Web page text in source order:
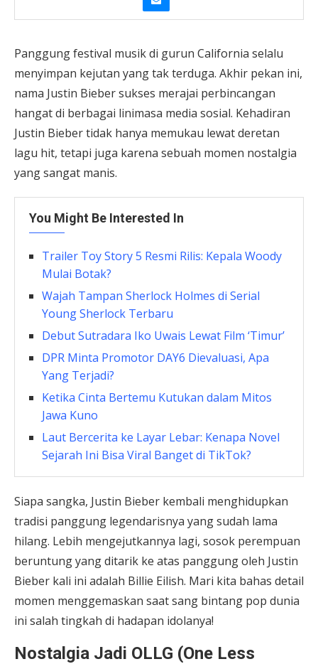
Panggung festival musik di gurun California selalu
menyimpan kejutan yang tak terduga. Akhir pekan ini,
nama Justin Bieber sukses merajai perbincangan
hangat di berbagai linimasa media sosial. Kehadiran
Justin Bieber tidak hanya memukau lewat deretan
lagu hit, tetapi juga karena sebuah momen nostalgia
yang sangat manis.
You Might Be Interested In
Trailer Toy Story 5 Resmi Rilis: Kepala Woody
Mulai Botak?
Wajah Tampan Sherlock Holmes di Serial
Young Sherlock Terbaru
Debut Sutradara Iko Uwais Lewat Film ‘Timur’
DPR Minta Promotor DAY6 Dievaluasi, Apa
Yang Terjadi?
Ketika Cinta Bertemu Kutukan dalam Mitos
Jawa Kuno
Laut Bercerita ke Layar Lebar: Kenapa Novel
Sejarah Ini Bisa Viral Banget di TikTok?
Siapa sangka, Justin Bieber kembali menghidupkan
tradisi panggung legendarisnya yang sudah lama
hilang. Lebih mengejutkannya lagi, sosok perempuan
beruntung yang ditarik ke atas panggung oleh Justin
Bieber kali ini adalah Billie Eilish. Mari kita bahas detail
momen menggemaskan saat sang bintang pop dunia
ini salah tingkah di hadapan idolanya!
Nostalgia Jadi OLLG (One Less